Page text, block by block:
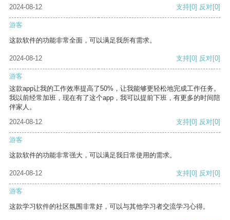
2024-08-12
支持[0] 反对[0]
游客
这款软件的功能非常全面，可以满足我所有需求。
2024-08-12 支持[0] 反对[0]
游客
这款app让我的工作效率提高了50%，让我能够更轻松地完成工作任务。
我以前经常加班，现在有了这个app，我可以提前下班，有更多的时间陪
伴家人。
2024-08-12
支持[0] 反对[0]
游客
这款软件的功能非常强大，可以满足我日常使用的需求。
2024-08-12 支持[0] 反对[0]
游客
这款学习软件的社区氛围非常好，可以与其他学习者交流学习心得。